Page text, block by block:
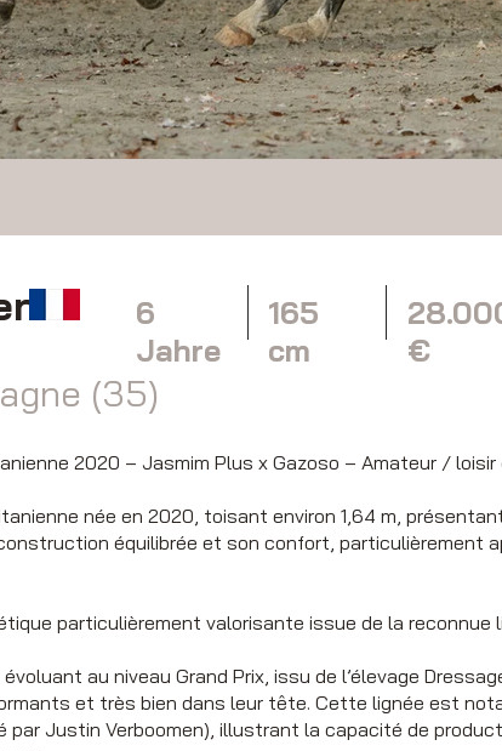
6
Jahre
(35)
165
cm
€
2020 – Jasmim Plus x Gazoso – Amateur /
née en 2020, toisant environ 1,64 m,
équilibrée et son confort, particulièrement
particulièrement valorisante issue de la reconnue
au niveau Grand Prix, issu de l’élevage
et très bien dans leur tête. Cette lignée est
par Justin Verboomen), illustrant la capacité de